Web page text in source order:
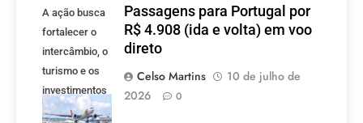
A ação busca
fortalecer o
intercâmbio, o
turismo e os
investimentos
entre Brasil e
Passagens para Portugal por
R$ 4.908 (ida e volta) em voo
direto
Celso Martins
10 de julho de
2026
0